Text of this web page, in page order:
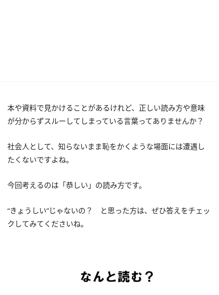
本や資料で見かけることがあるけれど、正しい読み方や意味
が分からずスルーしてしまっている言葉ってありませんか？
社会人として、知らないまま恥をかくような場面には遭遇し
たくないですよね。
今回考えるのは「恭しい」の読み方です。
“きょうしい”じゃないの？ と思った方は、ぜひ答えをチェッ
クしてみてくださいね。